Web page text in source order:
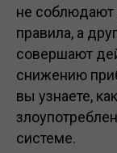
не соблюдают
правила, а
совершают
снижению
вы узнаете,
системе.